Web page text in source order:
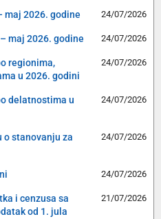
maj 2026. godine 24/07/2026
maj 2026. godine 24/07/2026
regionima,
u 2026. godini
24/07/2026
delatnostima u
24/07/2026
o stanovanju za
24/07/2026
24/07/2026
i cenzusa sa
od 1. jula
21/07/2026